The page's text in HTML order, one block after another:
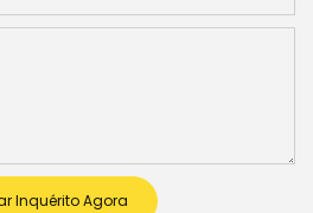
Inquérito Agora